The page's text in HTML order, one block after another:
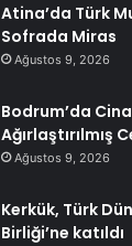
Atina’da Türk
Sofrada Miras
Ağustos 9, 2026
Bodrum’da
Ağırlaştırılmış
Ağustos 9, 2026
Kerkük, Türk
Birliği’ne katıldı